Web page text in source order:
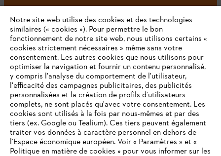
#STIHL
L'Entreprise
STIHL FAQ
Notre site web utilise des cookies et des technologies
similaires (« cookies »). Pour permettre le bon
fonctionnement de notre site web, nous utilisons certains «
cookies strictement nécessaires » même sans votre
consentement. Les autres cookies que nous utilisons pour
optimiser la navigation et fournir un contenu personnalisé,
y compris l'analyse du comportement de l'utilisateur,
l'efficacité des campagnes publicitaires, des publicités
personnalisées et la création de profils d'utilisateurs
complets, ne sont placés qu'avec votre consentement. Les
cookies sont utilisés à la fois par nous-mêmes et par des
tiers (ex. Google ou Tealium). Ces tiers peuvent également
traiter vos données à caractère personnel en dehors de
l’Espace économique européen. Voir « Paramètres » et «
Politique en matière de cookies » pour vous informer sur les